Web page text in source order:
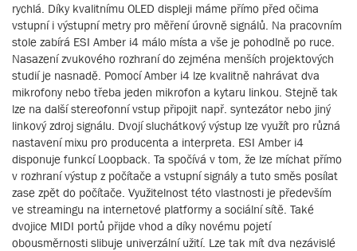
rychlá. Díky kvalitnímu OLED displeji máme přímo před očima
vstupní i výstupní metry pro měření úrovně signálů. Na pracovním
stole zabírá ESI Amber i4 málo místa a vše je pohodlně po ruce.
Nasazení zvukového rozhraní do zejména menších projektových
studií je nasnadě. Pomocí Amber i4 lze kvalitně nahrávat dva
mikrofony nebo třeba jeden mikrofon a kytaru linkou. Stejně tak
lze na další stereofonní vstup připojit např. syntezátor nebo jiný
linkový zdroj signálu. Dvojí sluchátkový výstup lze využít pro různá
nastavení mixu pro producenta a interpreta. ESI Amber i4
disponuje funkcí Loopback. Ta spočívá v tom, že lze míchat přímo
v rozhraní výstup z počítače a vstupní signály a tuto směs posílat
zase zpět do počítače. Využitelnost této vlastnosti je především
ve streamingu na internetové platformy a sociální sítě. Také
dvojice MIDI portů přijde vhod a díky novému pojetí
obousměrnosti slibuje univerzální užití. Lze tak mít dva nezávislé